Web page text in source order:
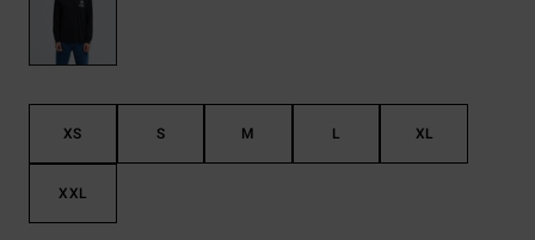
XS S M L XL
XXL